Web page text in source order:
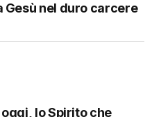
Gesù nel duro carcere
lo Spirito che